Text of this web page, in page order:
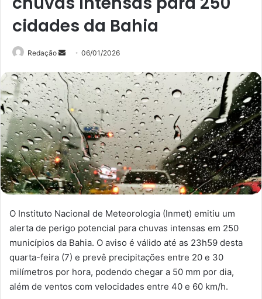
cidades da Bahia
Redação
Mande
e-
mail
06/01/2026
O Instituto Nacional de Meteorologia (Inmet) emitiu um
alerta de perigo potencial para chuvas intensas em 250
municípios da Bahia. O aviso é válido até as 23h59 desta
quarta-feira (7) e prevê precipitações entre 20 e 30
milímetros por hora, podendo chegar a 50 mm por dia,
além de ventos com velocidades entre 40 e 60 km/h.